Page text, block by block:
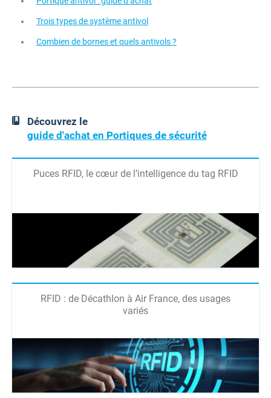
Trois types de système antivol
Combien de bornes et quels antivols ?
Découvrez le
guide d'achat en Portiques de sécurité
Puces RFID, le cœur de l’intelligence du tag RFID
RFID : de Décathlon à Air France, des usages
variés